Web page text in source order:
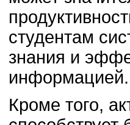
студентам
знания и
информацией.
Кроме того,